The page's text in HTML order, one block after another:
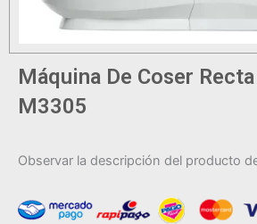
Máquina De Coser
M3305
Observar la descripción del producto